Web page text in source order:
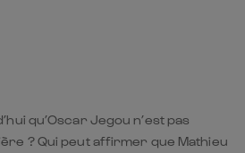
qu’Oscar Jegou n’est pas
? Qui peut affirmer que Mathieu